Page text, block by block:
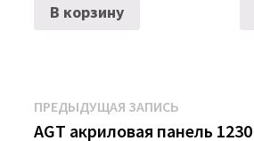
В корзину
Навигация
ПРЕДЫДУЩАЯ ЗАПИСЬ
запись:
AGT акриловая панель